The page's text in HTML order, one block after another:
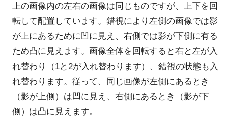
上の画像内の左右の画像は同じものですが、上下を回
転して配置しています。錯視により左側の画像では影
が上にあるために凹に見え、右側では影が下側に有る
ため凸に見えます。画像全体を回転すると右と左が入
れ替わり（1と2が入れ替わります）、錯視の状態も入
れ替わります。従って、同じ画像が左側にあるとき
（影が上側）は凹に見え、右側にあるとき（影が下
側）は凸に見えます。